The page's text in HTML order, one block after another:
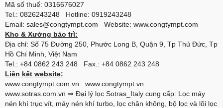
Mã số thuế: 0316676027
Tel.: 0826243248 Hotline: 0919243248
Email: sales@congtympt.com Website: www.congtympt.com
Kho & Xưởng bảo trì:
Địa chỉ: Số 75 Đường 250, Phước Long B, Quận 9, Tp Thủ Đức, Tp
Hồ Chí Minh, Việt Nam
Tel.: +84 0862 243 248 Fax.: +84 0862 243 248
Liên kết website:
www.congtympt.com.vn
www.congtympt.vn
www.sotras.com.vn ⇒ Đại lý lọc Sotras_Italy cung cấp: Lọc máy
nén khí trục vít, máy nén khí turbo, lọc chân không, bộ lọc và lõi lọc